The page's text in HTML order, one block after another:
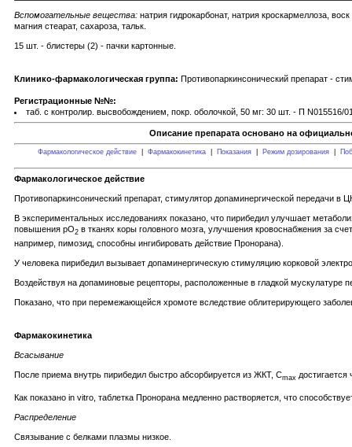
Вспомогательные вещества: натрия гидрокарбонат, натрия кроскармеллоза,
магния стеарат, сахароза, тальк.
15 шт. - блистеры (2) - пачки картонные.
Клинико-фармакологическая группа: Противопаркинсонический препарат -
Регистрационные №№:
таб. с контролир. высвобождением, покр. оболочкой, 50 мг: 30 шт. - П N015516/
Описание препарата основано на
Фармакологическое действие Фармакокинетика Показания Режим дозирования
Фармакологическое действие
Противопаркинсонический препарат, стимулятор допаминергической передачи в
В экспериментальных исследованиях показано, что пирибедил улучшает
повышения pO2 в тканях коры головного мозга, улучшения кровоснабжения за
например, пимозид, способны ингибировать действие Пронорана).
У человека пирибедил вызывает допаминергическую стимуляцию корковой
Воздействуя на допаминовые рецепторы, расположенные в гладкой мускулатуре
Показано, что при перемежающейся хромоте вследствие облитерирующего
Фармакокинетика
Всасывание
После приема внутрь пирибедил быстро абсорбируется из ЖКТ, Cmax достигается
Как показано in vitro, таблетка Пронорана медленно растворяется, что
Распределение
Связывание с белками плазмы низкое.